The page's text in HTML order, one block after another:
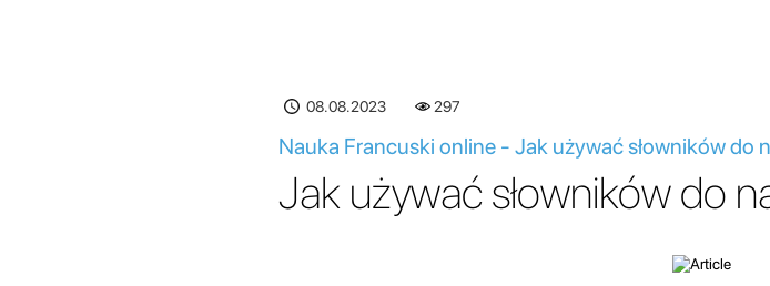
08.08.2023 297
Nauka Francuski online - Jak używać słowników do
Jak używać słowników do